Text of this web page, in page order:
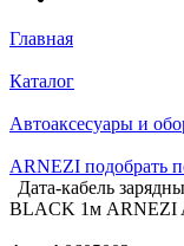
Главная
Каталог
Автоаксесуары и
ARNEZI подобрать
Дата-кабель
BLACK 1м ARNEZI